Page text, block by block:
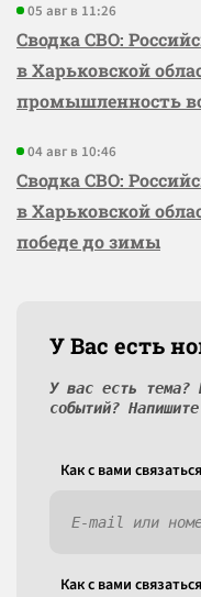
05 авг в 11:26
Сводка СВО:
в Харьковской
промышленность
04 авг в 10:46
Сводка СВО:
в Харьковской
победе до зимы
У Вас есть
У вас есть тема?
событий?
Как c вами
Как c вами